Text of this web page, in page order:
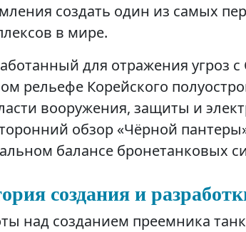
создать один из самых
в мире.
для отражения угроз
рельефе Корейского
вооружения, защиты и
обзор «Чёрной
балансе бронетанковых
создания и
над созданием преемника